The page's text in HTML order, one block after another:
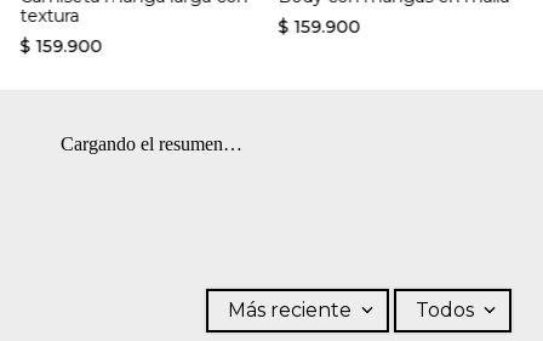
con vapor puede causar daño irreversible. OTROS: Lavar por el
revés.
textura
$ 159.900
$ 159.900
Cargando el resumen…
Más reciente Todos